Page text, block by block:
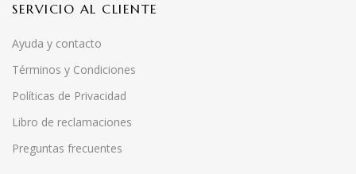
SERVICIO AL CLIENTE
Ayuda y contacto
Términos y Condiciones
Políticas de Privacidad
Libro de reclamaciones
Preguntas frecuentes